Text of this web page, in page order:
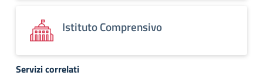
Istituto Comprensivo
Servizi correlati